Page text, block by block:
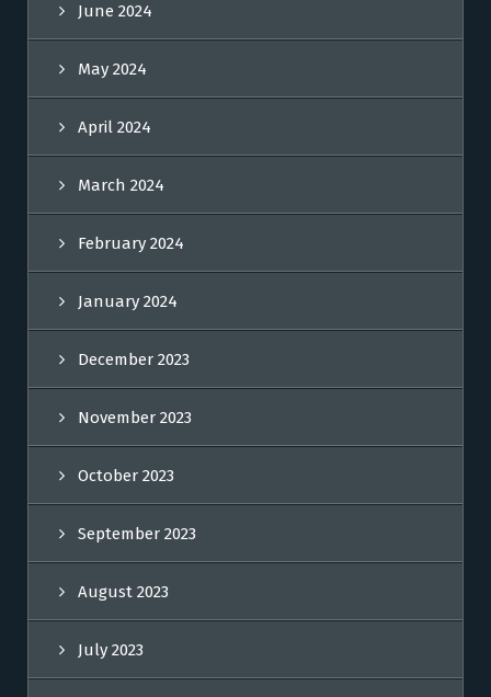
June 2024
May 2024
April 2024
March 2024
February 2024
January 2024
December 2023
November 2023
October 2023
September 2023
August 2023
July 2023